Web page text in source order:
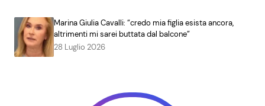
Marina Giulia Cavalli: “credo mia figlia esista ancora,
altrimenti mi sarei buttata dal balcone”
28 Luglio 2026